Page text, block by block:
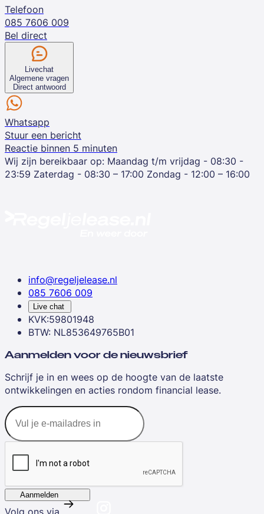
Telefoon
085 7606 009
Bel direct
Livechat
Algemene vragen
Direct antwoord
Whatsapp
Stuur een bericht
Reactie binnen 5 minuten
Wij zijn bereikbaar op: Maandag t/m vrijdag - 08:30 -
23:59 Zaterdag - 08:30 – 17:00 Zondag - 12:00 – 16:00
info@regeljelease.nl
085 7606 009
Live chat
KVK:59801948
BTW: NL853649765B01
Aanmelden voor de nieuwsbrief
Schrijf je in en wees op de hoogte van de laatste
ontwikkelingen en acties rondom financial lease.
Aanmelden